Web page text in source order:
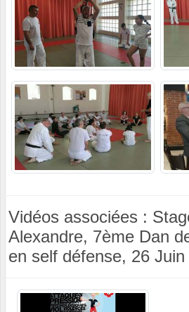
Vidéos associées :
Alexandre, 7ème Dan
en self défense, 26 Juin